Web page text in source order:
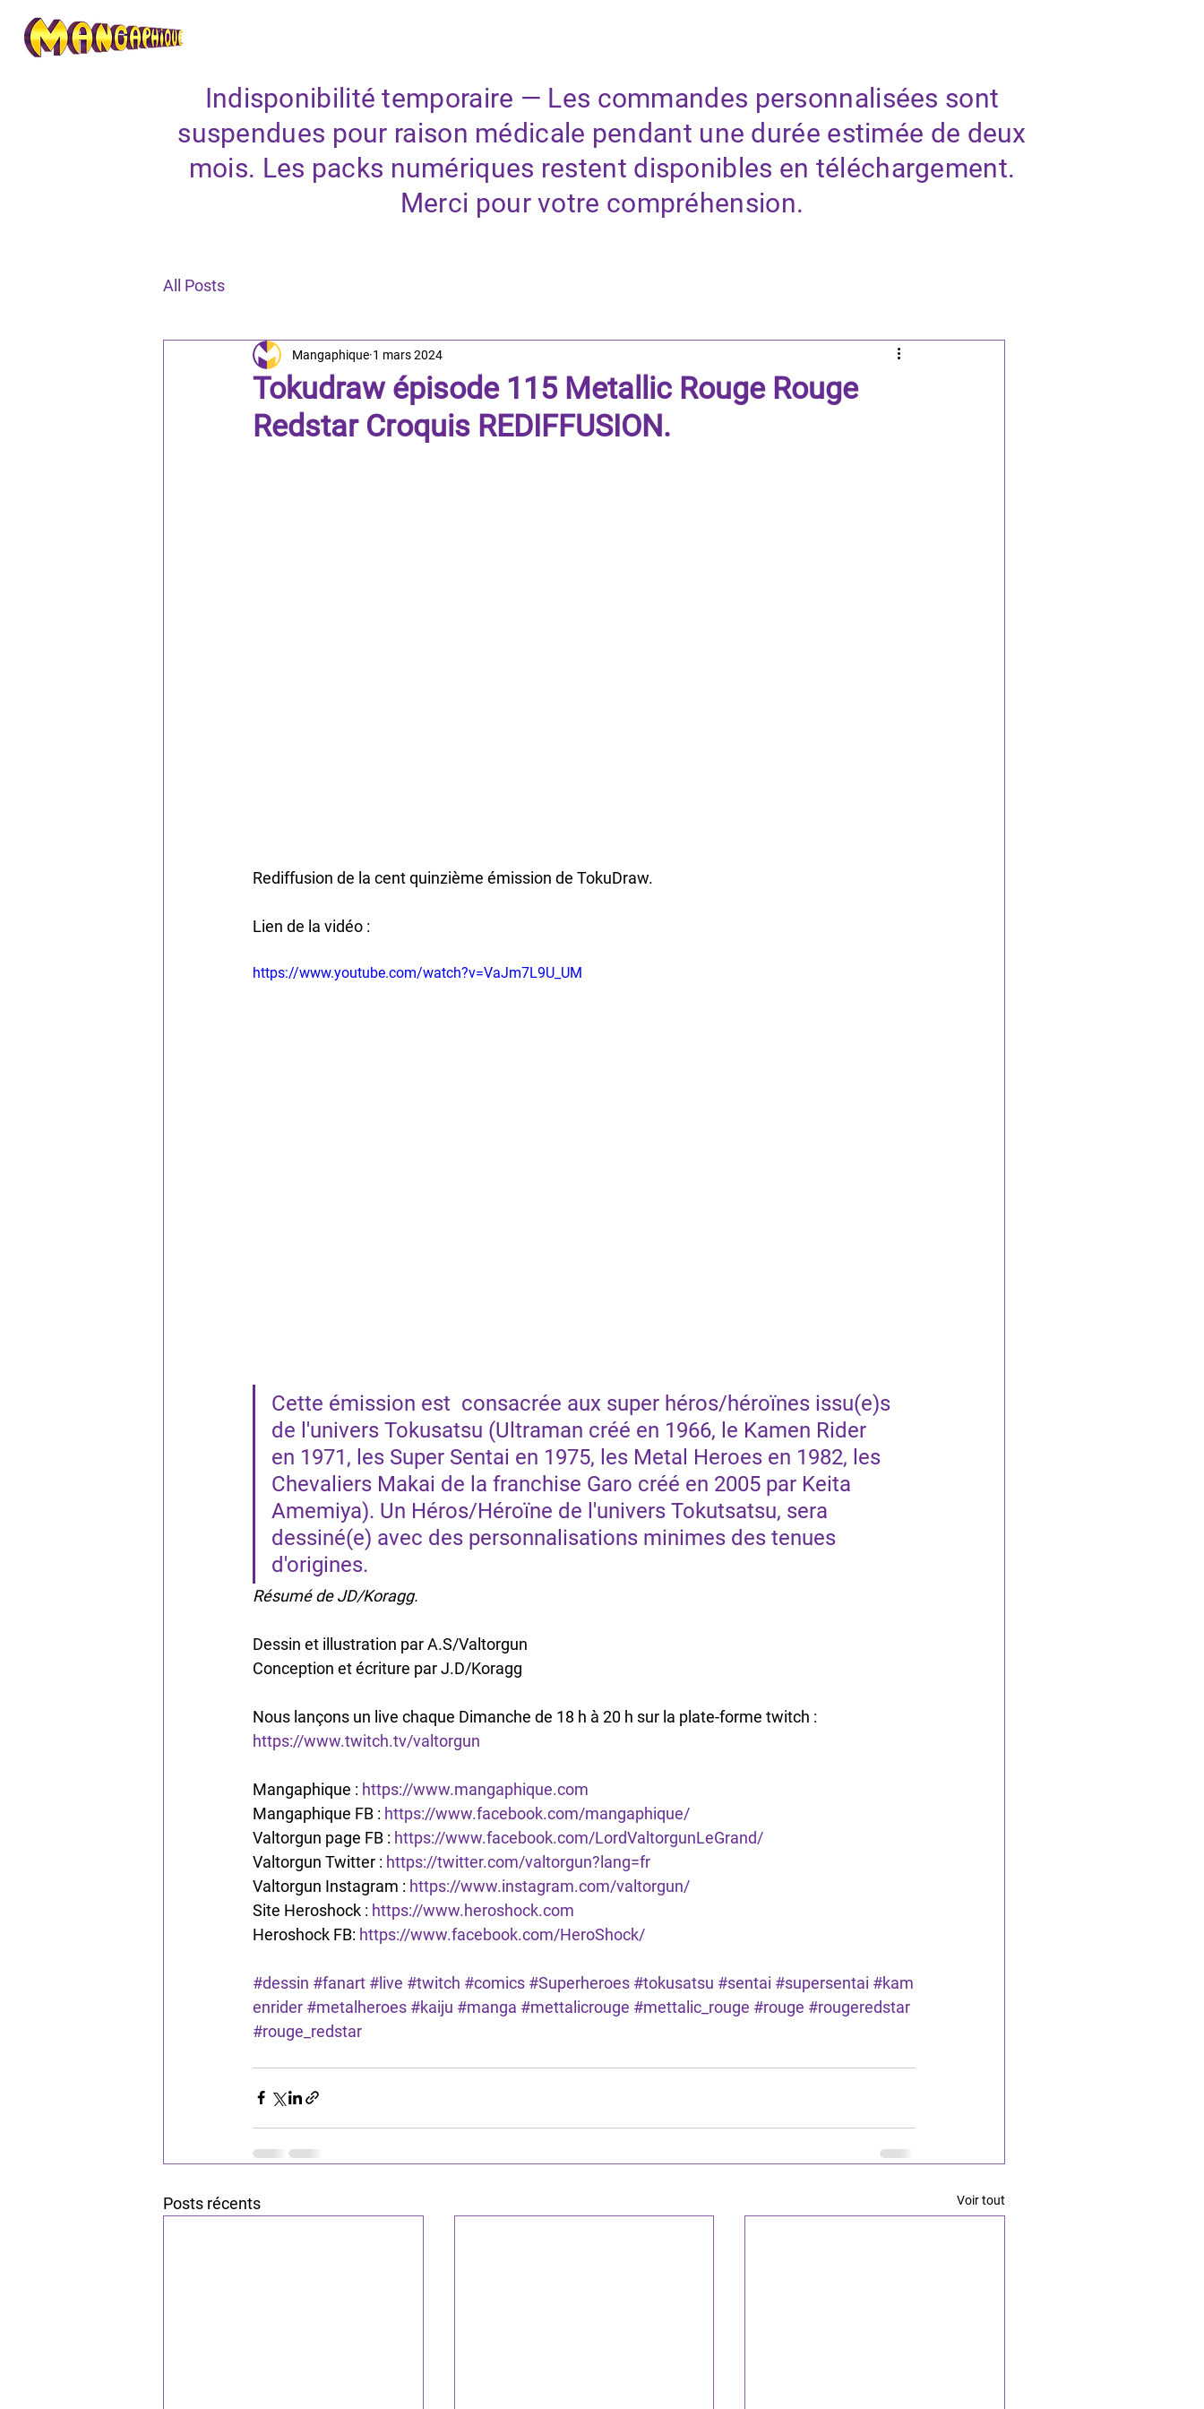
Indisponibilité temporaire — Les commandes personnalisées sont
suspendues pour raison médicale pendant une durée estimée de deux
mois. Les packs numériques restent disponibles en téléchargement.
Merci pour votre compréhension.
All Posts
Tokudraw épisode 115 Metallic Rouge Rouge
Redstar Croquis REDIFFUSION.
Mangaphique 1 mars 2024
Rediffusion de la cent quinzième émission de TokuDraw.
Lien de la vidéo :
https://www.youtube.com/watch?v=VaJm7L9U_UM
Cette émission est  consacrée aux super héros/héroïnes issu(e)s
de l'univers Tokusatsu (Ultraman créé en 1966, le Kamen Rider
en 1971, les Super Sentai en 1975, les Metal Heroes en 1982, les
Chevaliers Makai de la franchise Garo créé en 2005 par Keita
Amemiya). Un Héros/Héroïne de l'univers Tokutsatsu, sera
dessiné(e) avec des personnalisations minimes des tenues
d'origines.
Résumé de JD/Koragg.
Dessin et illustration par A.S/Valtorgun
Conception et écriture par J.D/Koragg
Nous lançons un live chaque Dimanche de 18 h à 20 h sur la plate-forme twitch :
https://www.twitch.tv/valtorgun
Mangaphique : https://www.mangaphique.com
Mangaphique FB : https://www.facebook.com/mangaphique/
Valtorgun page FB : https://www.facebook.com/LordValtorgunLeGrand/
Valtorgun Twitter : https://twitter.com/valtorgun?lang=fr
Valtorgun Instagram : https://www.instagram.com/valtorgun/
Site Heroshock : https://www.heroshock.com
Heroshock FB: https://www.facebook.com/HeroShock/
#dessin #fanart #live #twitch #comics #Superheroes #tokusatsu #sentai #supersentai #kam
enrider #metalheroes #kaiju #manga #mettalicrouge #mettalic_rouge #rouge #rougeredstar
#rouge_redstar
Posts récents Voir tout